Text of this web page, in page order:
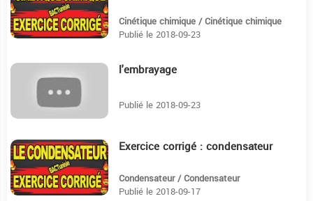
Cinétique chimique / Cinétique chimique
Publié le 2018-09-23
l'embrayage
Publié le 2018-09-23
16:41 Exercice corrigé : condensateur
Condensateur / Condensateur
Publié le 2018-09-17